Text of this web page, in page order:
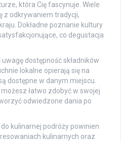
która Cię fascynuje. Wiele
z odkrywaniem tradycji,
Dokładne poznanie kultury
co degustacja
dostępność składników
lokalne opierają się na
dostępne w danym miejscu.
łatwo zdobyć w swojej
odwiedzone dania po
kulinarnej podróży powinien
kulinarnych oraz